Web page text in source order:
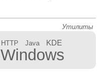
Утилиты
HTTP Java KDE
Windows